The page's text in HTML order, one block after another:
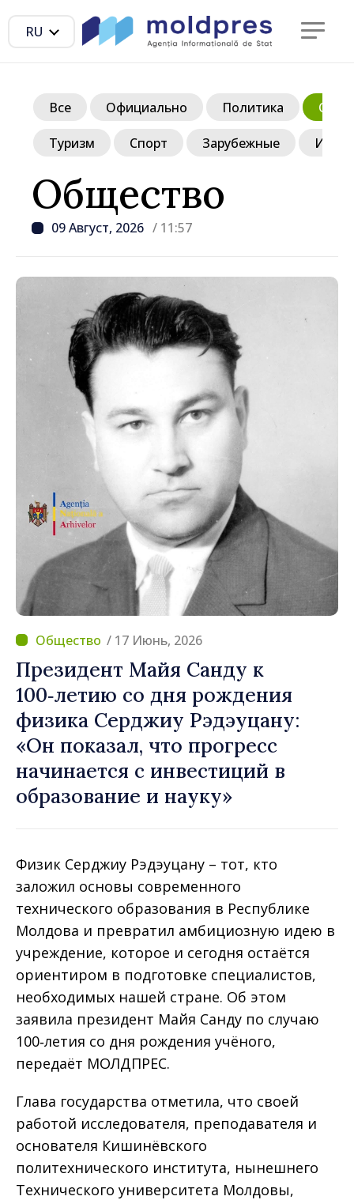
RU
Общество
09 Август, 2026 / 11:57
Все Официально Политика
Туризм Спорт Зарубежные
/ 17 Июнь, 2026
Президент Майя Санду к
100‑летию со дня рождения
физика Серджиу Рэдэуцану:
«Он показал, что прогресс
начинается с инвестиций в
образование и науку»
Физик Серджиу Рэдэуцану – тот, кто
заложил основы современного
технического образования в Республике
Молдова и превратил амбициозную идею в
учреждение, которое и сегодня остаётся
ориентиром в подготовке специалистов,
необходимых нашей стране. Об этом
заявила президент Майя Санду по случаю
100‑летия со дня рождения учёного,
передаёт МОЛДПРЕС.
Глава государства отметила, что своей
работой исследователя, преподавателя и
основателя Кишинёвского
политехнического института, нынешнего
Технического университета Молдовы,